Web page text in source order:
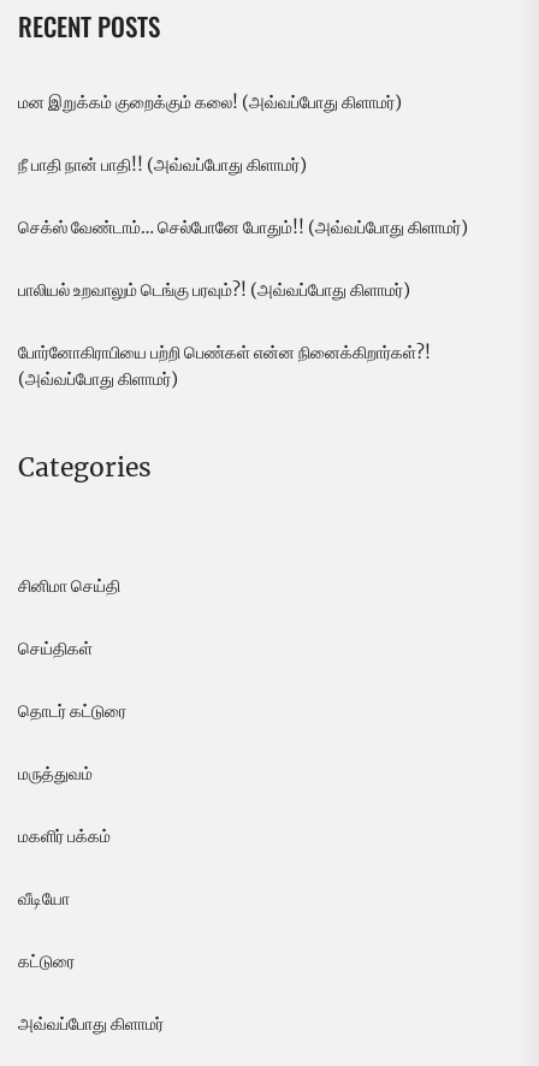
RECENT POSTS
மன இறுக்கம் குறைக்கும் கலை! (அவ்வப்போது கிளாமர்)
நீ பாதி நான் பாதி!! (அவ்வப்போது கிளாமர்)
செக்ஸ் வேண்டாம்… செல்போனே போதும்!! (அவ்வப்போது கிளாமர்)
பாலியல் உறவாலும் டெங்கு பரவும்?! (அவ்வப்போது கிளாமர்)
போர்னோகிராபியை பற்றி பெண்கள் என்ன நினைக்கிறார்கள்?!
(அவ்வப்போது கிளாமர்)
Categories
சினிமா செய்தி
செய்திகள்
தொடர் கட்டுரை
மருத்துவம்
மகளிர் பக்கம்
வீடியோ
கட்டுரை
அவ்வப்போது கிளாமர்